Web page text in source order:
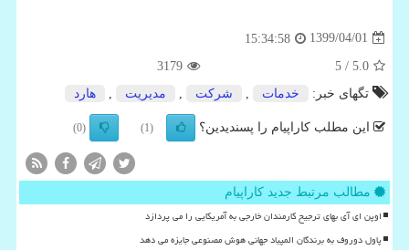
1399/04/01
15:34:58
5.0
/ 5
3179
تگهای خبر:
خدمات شركت مدیریت هارد
این مطلب کاراپیام را پسندیدین؟ (1)
(0)
مطالب مرتبط جدید کاراپیام
اوپن ای آی بهای ترجیح کارمندان خارجی به آمریکایی را می پردازد
پاول دوروف به برندگان المپیاد جهانی هوش مصنوعی جایزه می دهد